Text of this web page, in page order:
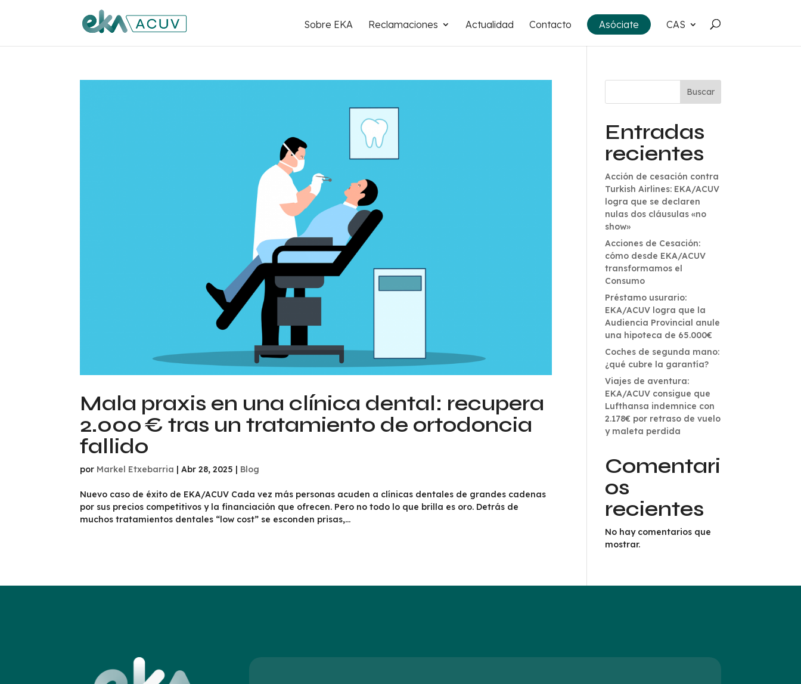
Sobre EKA Reclamaciones Actualidad Contacto Asóciate CAS
Mala praxis en una clínica dental: recupera
2.000 € tras un tratamiento de ortodoncia
fallido
por Markel Etxebarria |Abr 28, 2025 | Blog
Nuevo caso de éxito de EKA/ACUV Cada vez más personas acuden a clínicas dentales de grandes cadenas
por sus precios competitivos y la financiación que ofrecen. Pero no todo lo que brilla es oro. Detrás de
muchos tratamientos dentales “low cost” se esconden prisas,...
Buscar
Entradas
recientes
Acción de cesación contra
Turkish Airlines: EKA/ACUV
logra que se declaren
nulas dos cláusulas «no
show»
Acciones de Cesación:
cómo desde EKA/ACUV
transformamos el
Consumo
Préstamo usurario:
EKA/ACUV logra que la
Audiencia Provincial anule
una hipoteca de 65.000€
Coches de segunda mano:
¿qué cubre la garantía?
Viajes de aventura:
EKA/ACUV consigue que
Lufthansa indemnice con
2.178€ por retraso de vuelo
y maleta perdida
Comentari
os
recientes
No hay comentarios que
mostrar.